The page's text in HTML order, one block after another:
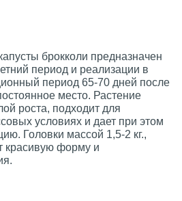
брокколи предназначен
период и реализации в
период 65-70 дней после
место. Растение
роста, подходит для
условиях и дает при этом
Головки массой 1,5-2 кг.,
красивую форму и